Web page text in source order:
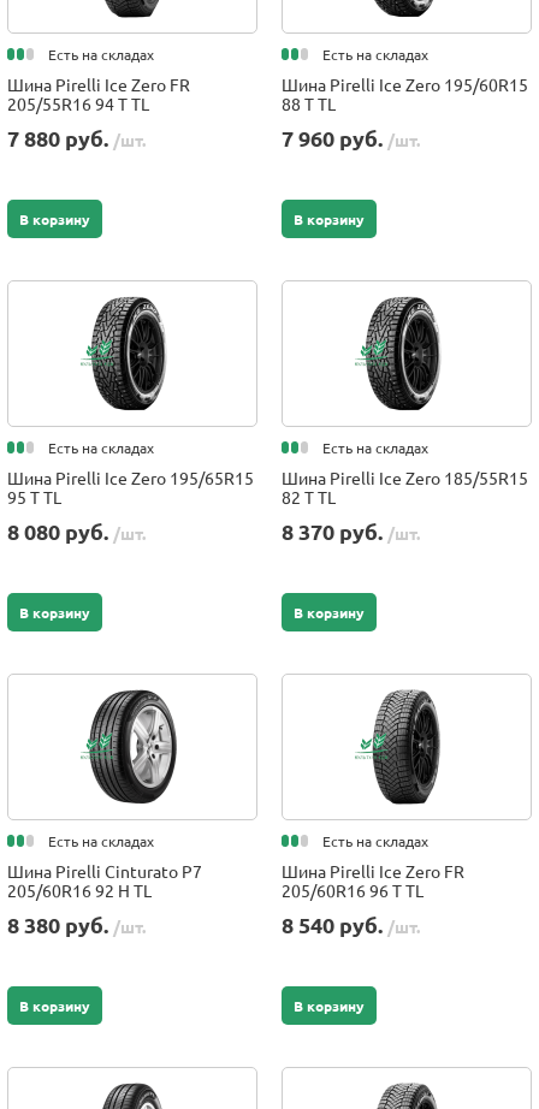
Есть на складах
Шина Pirelli Ice Zero FR
205/55R16 94 T TL
7 880 руб. /шт.
В корзину
Есть на складах
Шина Pirelli Ice Zero 195/60R15
88 T TL
7 960 руб. /шт.
В корзину
Есть на складах
Шина Pirelli Ice Zero 195/65R15
95 T TL
8 080 руб. /шт.
В корзину
Есть на складах
Шина Pirelli Ice Zero 185/55R15
82 T TL
8 370 руб. /шт.
В корзину
Есть на складах
Шина Pirelli Cinturato P7
205/60R16 92 H TL
8 380 руб. /шт.
В корзину
Есть на складах
Шина Pirelli Ice Zero FR
205/60R16 96 T TL
8 540 руб. /шт.
В корзину